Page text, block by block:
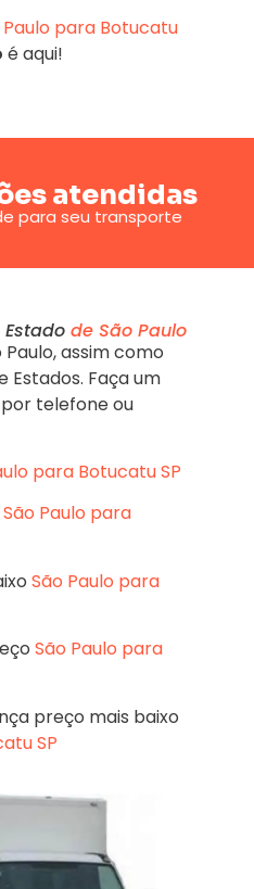
Paulo para Botucatu
é aqui!
atendidas
para seu transporte
de São Paulo
assim como
Estados. Faça um
telefone ou
para Botucatu SP
São Paulo para
São Paulo para
São Paulo para
preço mais baixo
SP